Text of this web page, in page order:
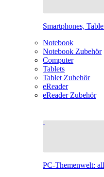
Smartphones,
Notebook
Notebook Zubehör
Computer
Tablets
Tablet Zubehör
eReader
eReader Zubehör
PC-Themenwelt: